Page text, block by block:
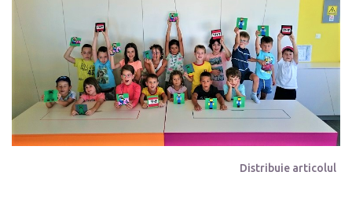
Distribuie articolul